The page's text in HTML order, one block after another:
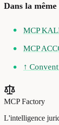
Dans la
MCP
MCP
↑
MCP Factory
L'intelligence